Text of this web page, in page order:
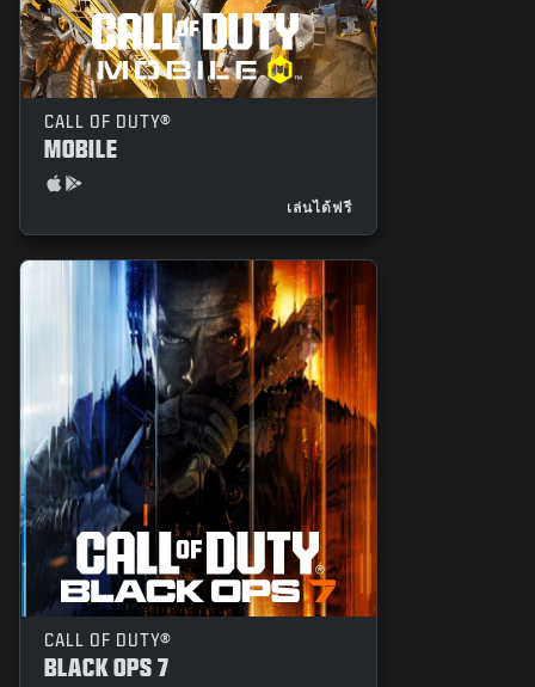
CALL OF DUTY®
MOBILE
เล่นได้ฟรี
CALL OF DUTY®
BLACK OPS 7